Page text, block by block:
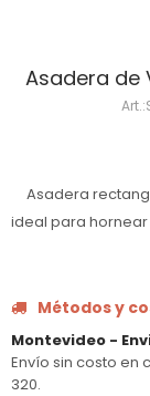
Asadera de
Asadera
ideal para
Métodos y
Montevideo -
Envío sin costo en
320.